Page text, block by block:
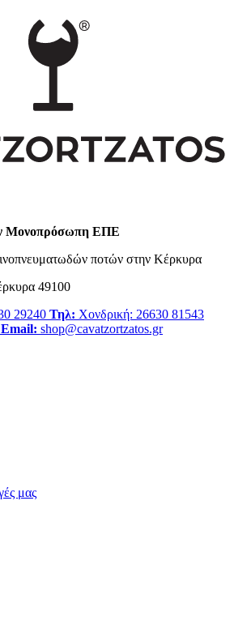
Μονοπρόσωπη ΕΠΕ
ποτών στην Κέρκυρα
49100
29240 Τηλ: Χονδρική: 26630 81543
Email: shop@cavatzortzatos.gr
μας